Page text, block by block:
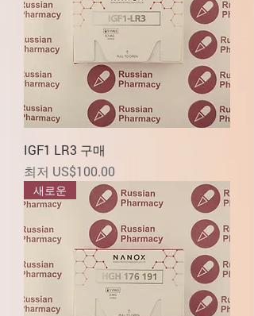
IGF1 LR3 구매
최저 US$100.00
할인가
새로운